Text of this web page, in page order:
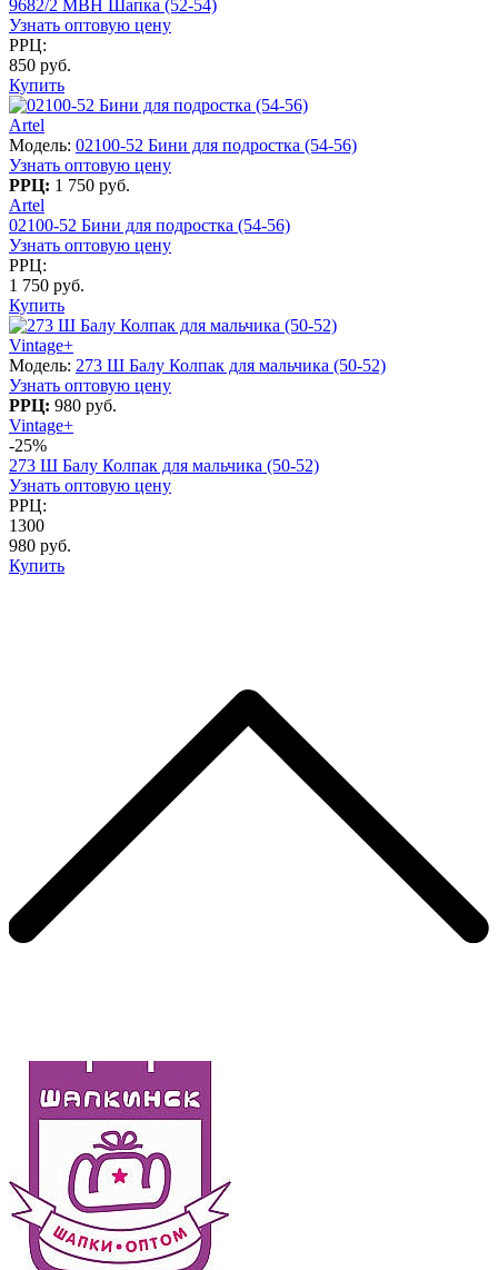
9682/2 MBH Шапка (52-54)
Узнать оптовую цену
РРЦ:
850 руб.
Купить
Artel
Модель: 02100-52 Бини для подростка (54-56)
Узнать оптовую цену
РРЦ: 1 750 руб.
Artel
02100-52 Бини для подростка (54-56)
Узнать оптовую цену
РРЦ:
1 750 руб.
Купить
Vintage+
Модель: 273 Ш Балу Колпак для мальчика (50-52)
Узнать оптовую цену
РРЦ: 980 руб.
Vintage+
-25%
273 Ш Балу Колпак для мальчика (50-52)
Узнать оптовую цену
РРЦ:
1300
980 руб.
Купить